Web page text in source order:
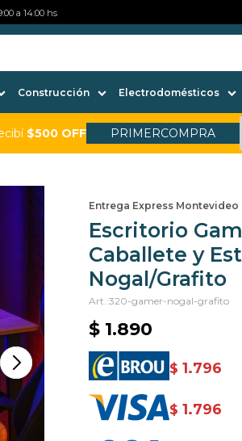
Construcción Electrodomésticos
a 14:00 hs
$500 OFF PRIMERCOMPRA
Entrega Express Montevideo
Escritorio
Caballete y
Nogal/Grafito
320-gamer-nogal-grafito
$ 1.890
$ 1.796
$ 1.796